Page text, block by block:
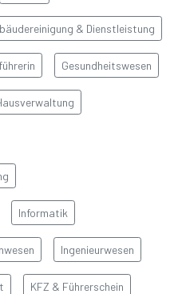
& Dienstleistung
Gesundheitswesen
Informatik
Ingenieurwesen
KFZ & Führerschein